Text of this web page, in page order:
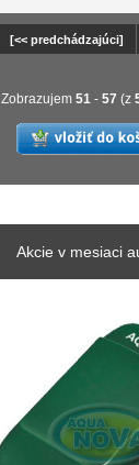
[<< predchádzajúci]
Zobrazujem 51 - 57 (z
Akcie v mesiaci